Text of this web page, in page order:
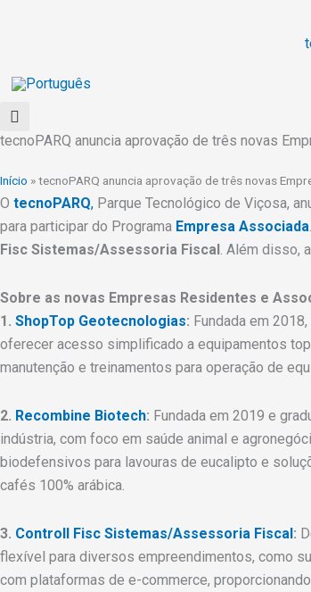
conteúdo
tecnoPARQ anuncia aprovação de três novas
Início »tecnoPARQ anuncia aprovação de três novas
O tecnoPARQ, Parque Tecnológico de Viçosa,
para participar do Programa Empresa Associada
Fisc Sistemas/Assessoria Fiscal. Além disso, a
Sobre as novas Empresas Residentes e
1. ShopTop Geotecnologias: Fundada em
oferecer acesso simplificado a equipamentos
manutenção e treinamentos para operação de
2. Recombine Biotech: Fundada em 2019 e
indústria, com foco em saúde animal e
biodefensivos para lavouras de eucalipto e
cafés 100% arábica.
3. Controll Fisc Sistemas/Assessoria Fiscal:
flexível para diversos empreendimentos, como
com plataformas de e-commerce,